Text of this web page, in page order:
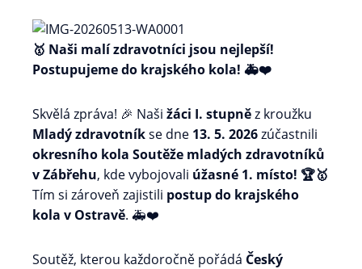
🥇 Naši malí zdravotníci jsou nejlepší!
Postupujeme do krajského kola! 🚑❤️
Skvělá zpráva! 🎉 Naši žáci I. stupněz kroužku
Mladý zdravotníkse dne 13. 5. 2026zúčastnili
okresního kola Soutěže mladých zdravotníků
v Zábřehu, kde vybojovali úžasné 1. místo! 🏆🥇
Tím si zároveň zajistili postup do krajského
kola v Ostravě. 🚑❤️
Soutěž, kterou každoročně pořádá Český